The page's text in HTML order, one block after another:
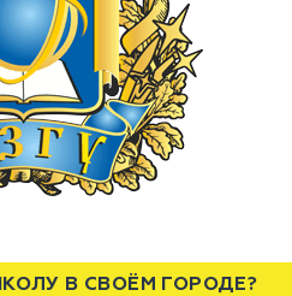
В СВОЁМ ГОРОДЕ?